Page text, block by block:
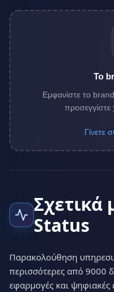
Το
Εμφανίστε το
προσεγγίστε
Γίνετε
Σχετικά
Status
Παρακολούθηση
περισσότερες από 9000
εφαρμογές και ψηφιακές